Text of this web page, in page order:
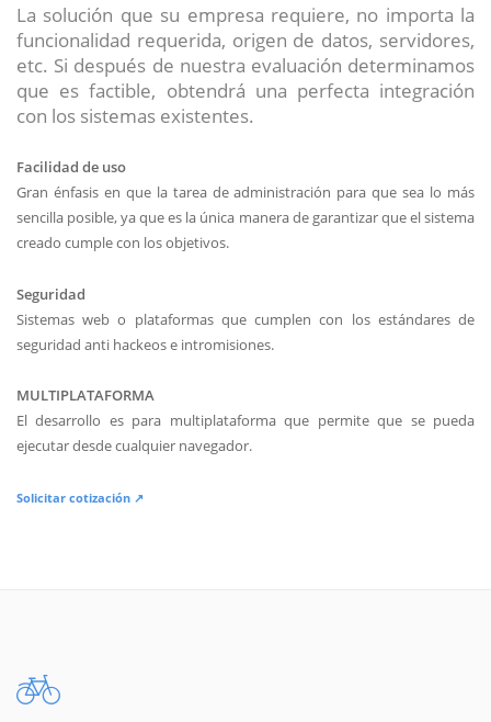
La solución que su empresa requiere, no importa la
funcionalidad requerida, origen de datos, servidores,
etc. Si después de nuestra evaluación determinamos
que es factible, obtendrá una perfecta integración
con los sistemas existentes.
Facilidad de uso
Gran énfasis en que la tarea de administración para que sea lo más
sencilla posible, ya que es la única manera de garantizar que el sistema
creado cumple con los objetivos.
Seguridad
Sistemas web o plataformas que cumplen con los estándares de
seguridad anti hackeos e intromisiones.
MULTIPLATAFORMA
El desarrollo es para multiplataforma que permite que se pueda
ejecutar desde cualquier navegador.
Solicitar cotización ↗